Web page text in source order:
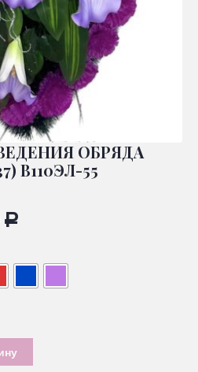
ОБРЯДА
В110ЭЛ-55
Р